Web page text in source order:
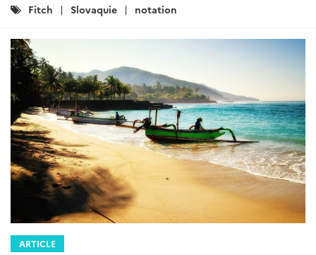
Catégories
Fitch Slovaquie notation
ARTICLE